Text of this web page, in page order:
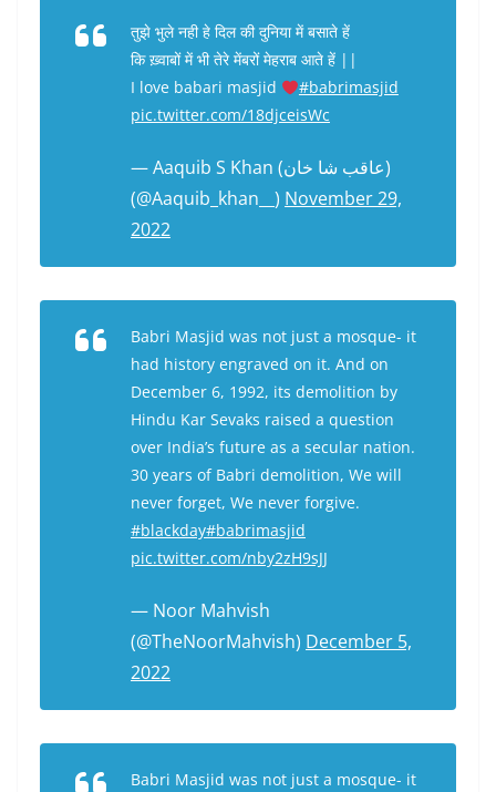
तुझे भुले नही हे दिल की दुनिया में बसाते हें
कि ख़्वाबों में भी तेरे मेंबरों मेहराब आते हें ||
I love babari masjid
#babrimasjid
pic.twitter.com/18djceisWc
— Aaquib S Khan (عاقب شا خان)
(@Aaquib_khan__) November 29,
2022
Babri Masjid was not just a mosque- it
had history engraved on it. And on
December 6, 1992, its demolition by
Hindu Kar Sevaks raised a question
over India’s future as a secular nation.
30 years of Babri demolition, We will
never forget, We never forgive.
#blackday#babrimasjid
pic.twitter.com/nby2zH9sJJ
— Noor Mahvish
(@TheNoorMahvish) December 5,
2022
Babri Masjid was not just a mosque- it